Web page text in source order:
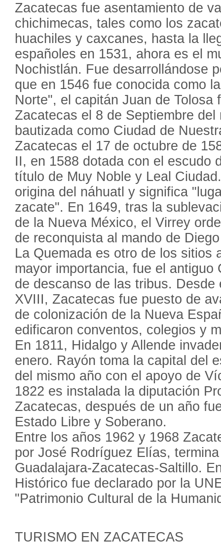
Zacatecas fue asentamiento de
chichimecas, tales como los
huachiles y caxcanes, hasta la
españoles en 1531, ahora es el
Nochistlán. Fue desarrollándose
que en 1546 fue conocida como
Norte", el capitán Juan de Tolosa
Zacatecas el 8 de Septiembre del
bautizada como Ciudad de
Zacatecas el 17 de octubre de
II, en 1588 dotada con el escudo
título de Muy Noble y Leal
origina del náhuatl y significa
zacate". En 1649, tras la
de la Nueva México, el Virrey
de reconquista al mando de
La Quemada es otro de los sitios
mayor importancia, fue el antiguo
de descanso de las tribus. Desde
XVIII, Zacatecas fue puesto de
de colonización de la Nueva
edificaron conventos, colegios y
En 1811, Hidalgo y Allende
enero. Rayón toma la capital del
del mismo año con el apoyo de
1822 es instalada la diputación
Zacatecas, después de un año
Estado Libre y Soberano.
Entre los años 1962 y 1968
por José Rodríguez Elías,
Guadalajara-Zacatecas-Saltillo.
Histórico fue declarado por la
"Patrimonio Cultural de la
TURISMO EN ZACATECAS